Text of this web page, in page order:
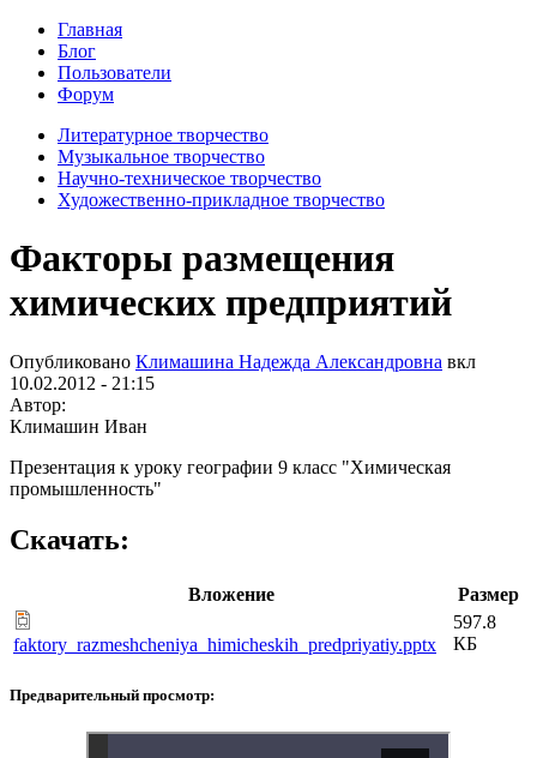
Главная
Блог
Пользователи
Форум
Литературное творчество
Музыкальное творчество
Научно-техническое творчество
Художественно-прикладное творчество
Факторы размещения
химических предприятий
Опубликовано Климашина Надежда Александровна вкл
10.02.2012 - 21:15
Автор:
Климашин Иван
Презентация к уроку географии 9 класс "Химическая
промышленность"
Скачать:
Вложение Размер
faktory_razmeshcheniya_himicheskih_predpriyatiy.pptx
597.8
КБ
Предварительный просмотр: